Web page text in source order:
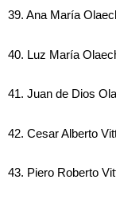
39. Ana María
40. Luz María
41. Juan de Dios
42. Cesar Alberto
43. Piero Roberto